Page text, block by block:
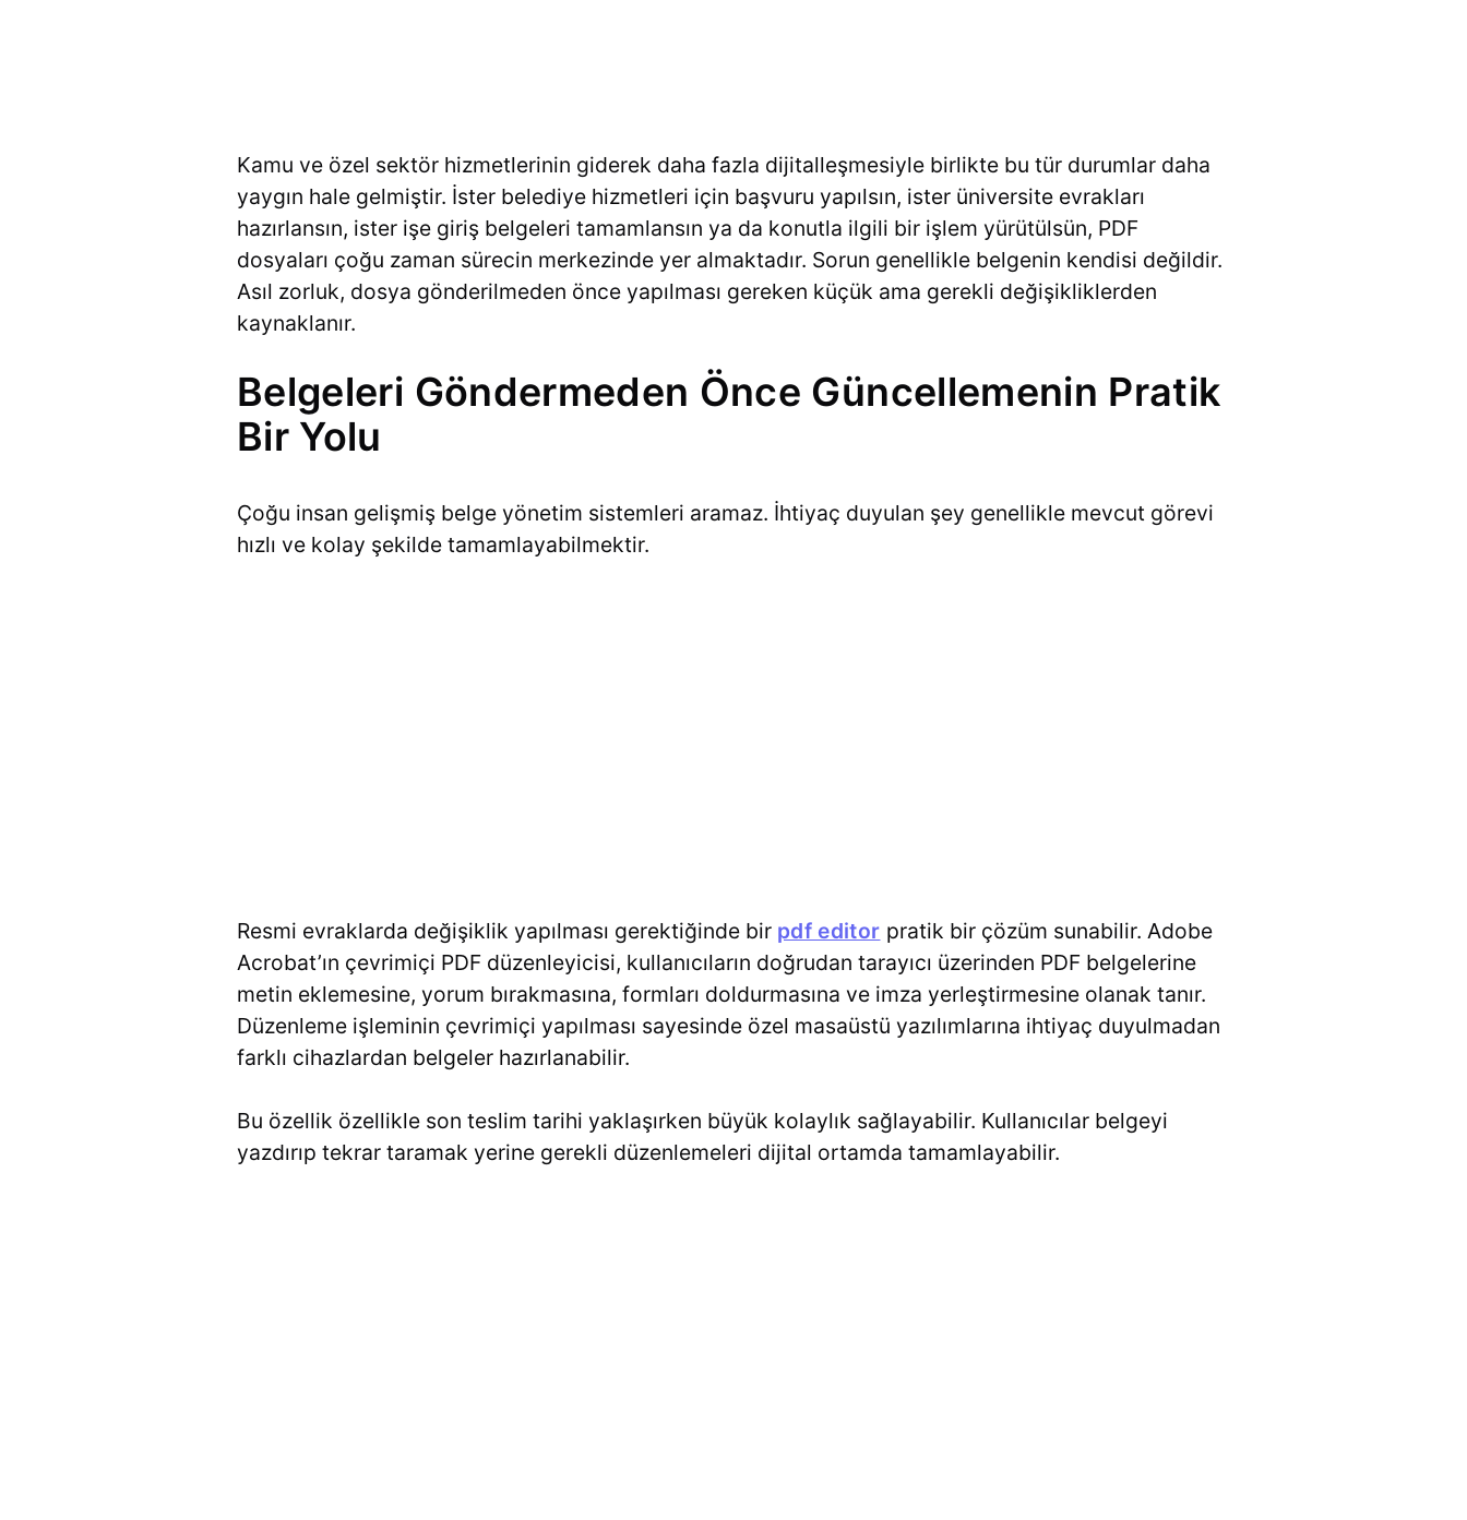
Kamu ve özel sektör hizmetlerinin giderek daha fazla dijitalleşmesiyle birlikte bu tür durumlar daha
yaygın hale gelmiştir. İster belediye hizmetleri için başvuru yapılsın, ister üniversite evrakları
hazırlansın, ister işe giriş belgeleri tamamlansın ya da konutla ilgili bir işlem yürütülsün, PDF
dosyaları çoğu zaman sürecin merkezinde yer almaktadır. Sorun genellikle belgenin kendisi değildir.
Asıl zorluk, dosya gönderilmeden önce yapılması gereken küçük ama gerekli değişikliklerden
kaynaklanır.
Belgeleri Göndermeden Önce Güncellemenin Pratik
Bir Yolu
Çoğu insan gelişmiş belge yönetim sistemleri aramaz. İhtiyaç duyulan şey genellikle mevcut görevi
hızlı ve kolay şekilde tamamlayabilmektir.
Resmi evraklarda değişiklik yapılması gerektiğinde bir pdf editor pratik bir çözüm sunabilir. Adobe
Acrobat’ın çevrimiçi PDF düzenleyicisi, kullanıcıların doğrudan tarayıcı üzerinden PDF belgelerine
metin eklemesine, yorum bırakmasına, formları doldurmasına ve imza yerleştirmesine olanak tanır.
Düzenleme işleminin çevrimiçi yapılması sayesinde özel masaüstü yazılımlarına ihtiyaç duyulmadan
farklı cihazlardan belgeler hazırlanabilir.
Bu özellik özellikle son teslim tarihi yaklaşırken büyük kolaylık sağlayabilir. Kullanıcılar belgeyi
yazdırıp tekrar taramak yerine gerekli düzenlemeleri dijital ortamda tamamlayabilir.